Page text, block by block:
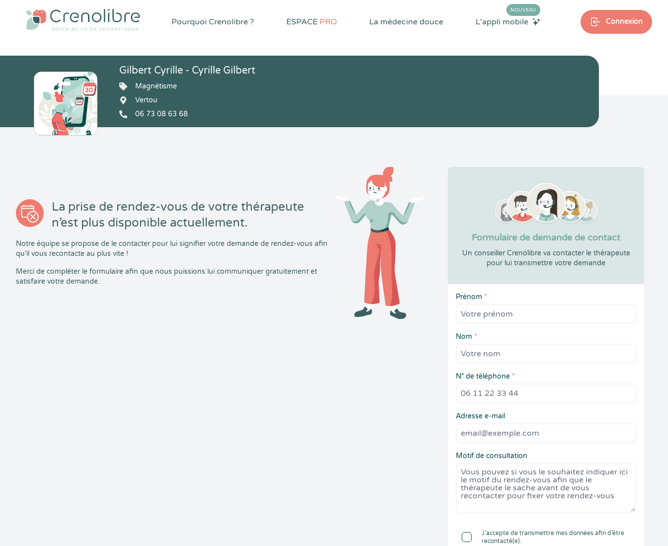
Pourquoi Crenolibre ? ESPACE PRO La médecine douce L'appli mobile
NOUVEAU
Connexion
Gilbert Cyrille - Cyrille Gilbert
Magnétisme
Vertou
06 73 08 63 68
La prise de rendez-vous de votre thérapeute
n’est plus disponible actuellement.
Notre équipe se propose de le contacter pour lui signifier votre demande de rendez-vous afin
qu’il vous recontacte au plus vite !
Merci de compléter le formulaire afin que nous puissions lui communiquer gratuitement et
satisfaire votre demande.
Formulaire de demande de contact
Un conseiller Crenolibre va contacter le thérapeute
pour lui transmettre votre demande
Prénom *
Nom *
N° de téléphone *
Adresse e-mail
Motif de consultation
J’accepte de transmettre mes données afin d’être
recontacté(e).